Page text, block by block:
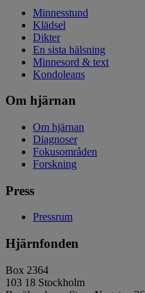
Minnesstund
Klädsel
Dikter
En sista hälsning
Minnesord & text
Kondoleans
Om hjärnan
Om hjärnan
Diagnoser
Fokusområden
Forskning
Press
Pressrum
Hjärnfonden
Box 2364
103 18 Stockholm